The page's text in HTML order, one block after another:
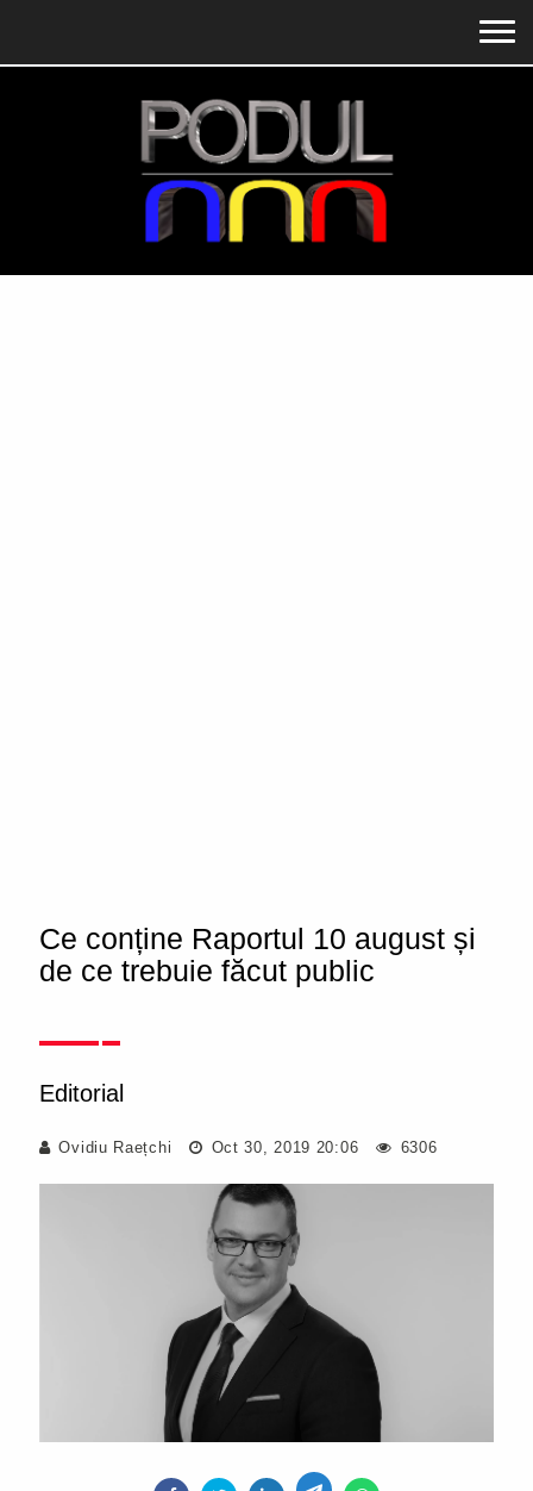
Ce conține Raportul 10 august și
de ce trebuie făcut public
Editorial
Ovidiu Raețchi Oct 30, 2019 20:06 6306